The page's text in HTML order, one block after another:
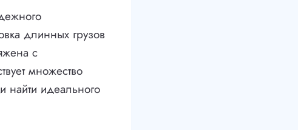
длинных грузов
с
множество
найти идеального